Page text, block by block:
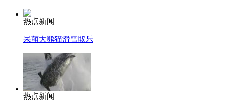
热点新闻
呆萌大熊猫滑雪取乐
热点新闻